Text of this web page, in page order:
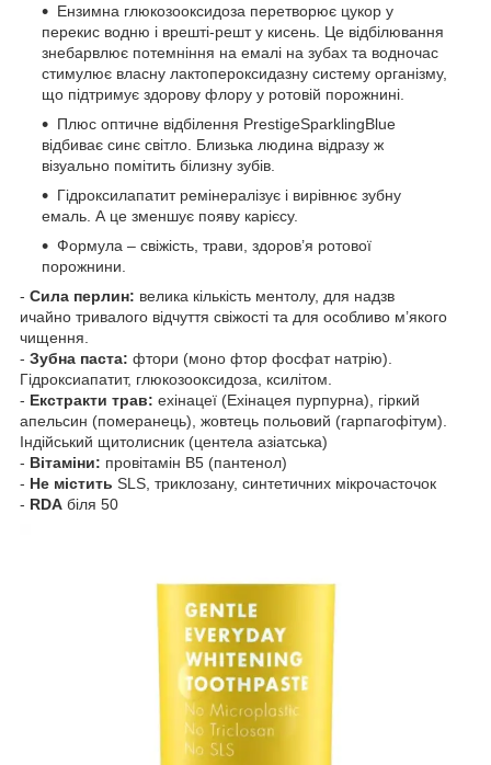
Ензимна глюкозооксидоза перетворює цукор у
перекис водню і врешті-решт у кисень. Це відбілювання
знебарвлює потемніння на емалі на зубах та водночас
стимулює власну лактопероксидазну систему організму,
що підтримує здорову флору у ротовій порожнині.
Плюс оптичне відбілення PrestigeSparklingBlue
відбиває синє світло. Близька людина відразу ж
візуально помітить білизну зубів.
Гідроксилапатит ремінералізує і вирівнює зубну
емаль. А це зменшує появу карієсу.
Формула – свіжість, трави, здоров’я ротової
порожнини.
- Сила перлин: велика кількість ментолу, для надзв
ичайно тривалого відчуття свіжості та для особливо м’якого
чищення.
- Зубна паста: фтори (моно фтор фосфат натрію).
Гідроксиапатит, глюкозооксидоза, ксилітом.
- Екстракти трав: ехінацеї (Ехінацея пурпурна), гіркий
апельсин (померанець), жовтець польовий (гарпагофітум).
Індійський щитолисник (центела азіатська)
- Вітаміни: провітамін B5 (пантенол)
- Не містить SLS, триклозану, синтетичних мікрочасточок
- RDA біля 50